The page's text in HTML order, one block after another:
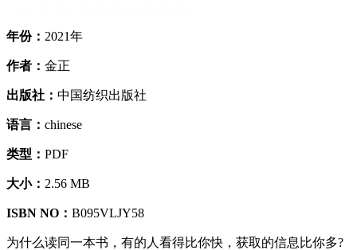
年份： 2021年
作者： 金正
出版社： 中国纺织出版社
语言： chinese
类型： PDF
大小： 2.56 MB
ISBN NO： B095VLJY58
为什么读同一本书，有的人看得比你快，获取的信息比你多?